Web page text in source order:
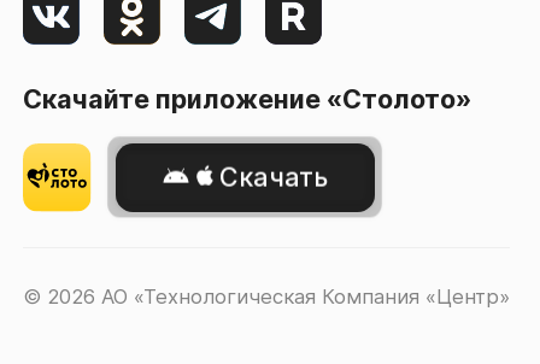
Скачайте приложение «Столото»
Скачать
© 2026 АО «Технологическая Компания «Центр»